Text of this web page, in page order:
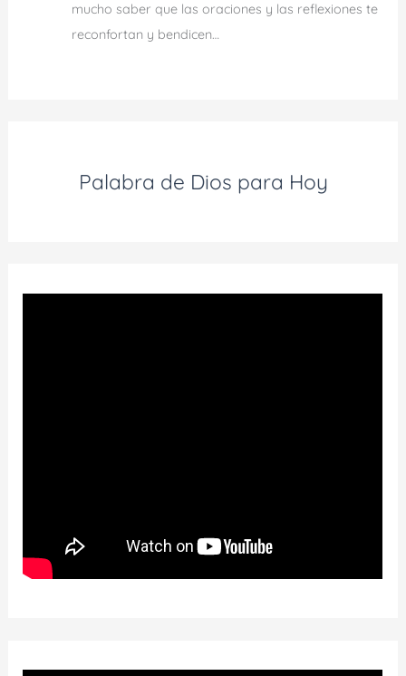
mucho saber que las oraciones y las reflexiones te
reconfortan y bendicen…
Palabra de Dios para Hoy